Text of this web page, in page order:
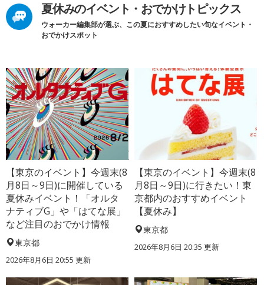
夏休みのイベント・おでかけトピックス
ウォーカー編集部が選ぶ、この夏におすすめしたい旬なイベント・
おでかけスポット
【東京のイベント】今週末(8
月8日～9日)に開催している
夏休みイベント！「オルタ
ナティブG」や「はてな展」
など注目のおでかけ情報
東京都
2026年8月6日 20:55 更新
【東京のイベント】今週末(8
月8日～9日)に行きたい！東
京都内のおすすめイベント
【夏休み】
東京都
2026年8月6日 20:35 更新